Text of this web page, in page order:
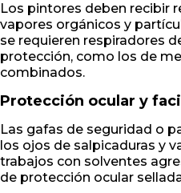
Los pintores deben recibir
vapores orgánicos y
se requieren respiradores
protección, como los de
combinados.
Protección ocular y
Las gafas de seguridad o
los ojos de salpicaduras y
trabajos con solventes
de protección ocular